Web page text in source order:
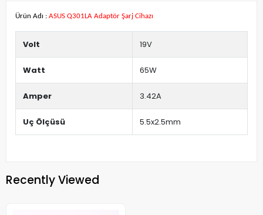
Ürün Adı : ASUS Q301LA Adaptör Şarj Cihazı
Volt 19V
Watt 65W
Amper 3.42A
Uç Ölçüsü 5.5x2.5mm
Recently Viewed